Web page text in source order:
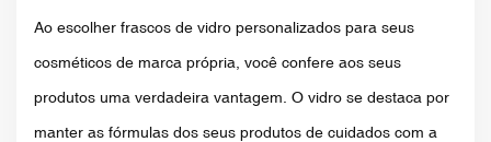
Ao escolher frascos de vidro personalizados para seus
cosméticos de marca própria, você confere aos seus
produtos uma verdadeira vantagem. O vidro se destaca por
manter as fórmulas dos seus produtos de cuidados com a